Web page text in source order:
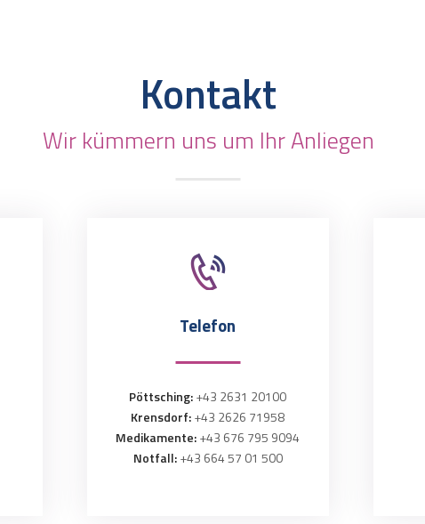
Kontakt
Wir kümmern uns um Ihr Anliegen
Telefon
Pöttsching:+43 2631 20100
Krensdorf:+43 2626 71958
Medikamente:+43 676 795 9094
Notfall:+43 664 57 01 500